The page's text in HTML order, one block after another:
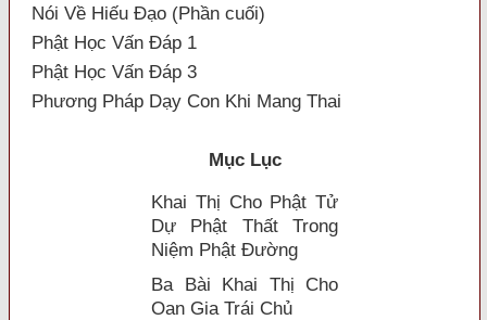
Nói Về Hiếu Đạo (Phần cuối)
Phật Học Vấn Đáp 1
Phật Học Vấn Đáp 3
Phương Pháp Dạy Con Khi Mang Thai
Mục Lục
Khai Thị Cho Phật Tử
Dự Phật Thất Trong
Niệm Phật Ðường
Ba Bài Khai Thị Cho
Oan Gia Trái Chủ